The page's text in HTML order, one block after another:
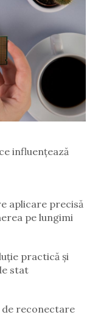
influențează
aplicare precisă
pe lungimi
practică și
stat
de reconectare